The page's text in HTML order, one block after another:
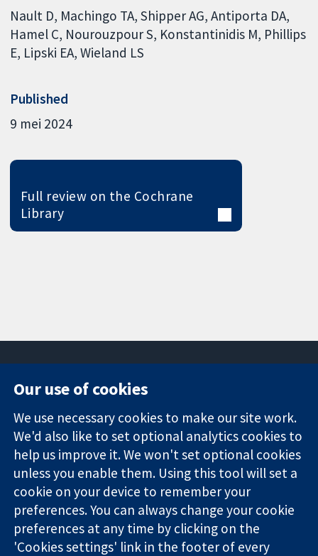
Nault D Machingo TA Shipper AG Antiporta DA
Hamel C Nourouzpour S Konstantinidis M Phillips
E Lipski EA Wieland LS
Published
9 mei 2024
Full review on the Cochrane
Library
Trusted
evidence.
Informed
decisions.
Better health.
Square
London
W1G 0AN
Groot Brittannië
News
Press office
About us
Opdrachten
Cochrane
Library
The Cochrane Collaboration is a charity (no. 1045921) and a
Our use of cookies
We use necessary cookies to make our site work.
We'd also like to set optional analytics cookies to
help us improve it. We won't set optional cookies
unless you enable them. Using this tool will set a
cookie on your device to remember your
preferences. You can always change your cookie
preferences at any time by clicking on the
'Cookies settings' link in the footer of every